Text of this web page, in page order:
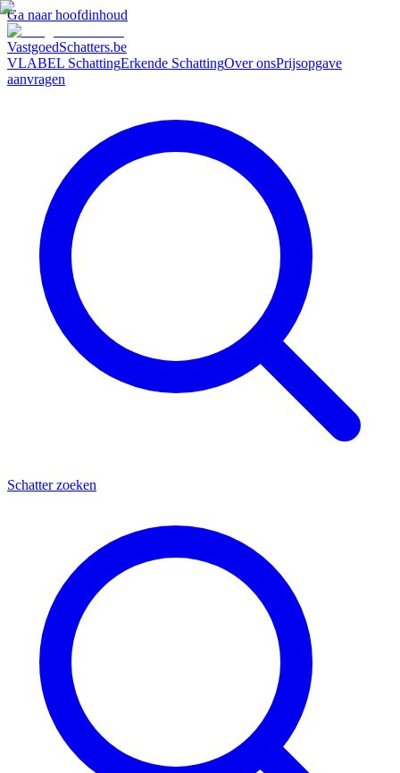
Ga naar hoofdinhoud
VastgoedSchatters.be
VLABEL SchattingErkende SchattingOver onsPrijsopgave
aanvragen
Schatter zoeken